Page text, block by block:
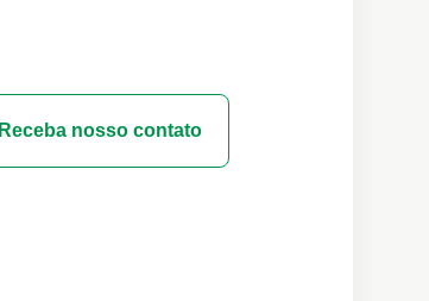
Receba nosso contato